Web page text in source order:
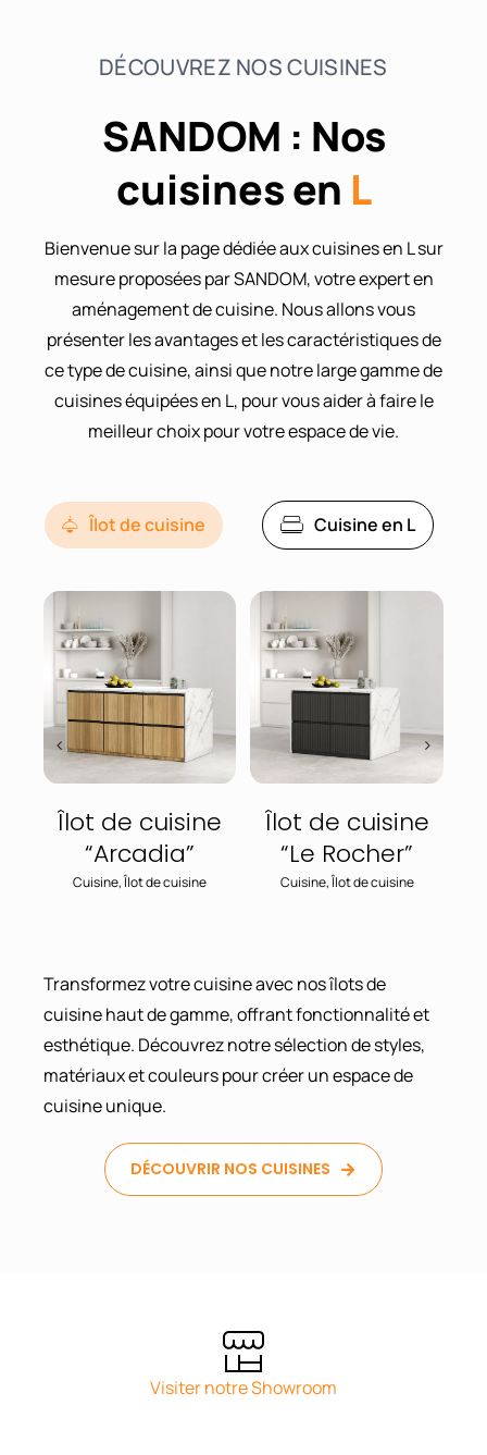
Façade
À Propos
Mon compte
DÉCOUVREZ NOS CUISINES
SANDOM : Nos
cuisines en L
Bienvenue sur la page dédiée aux cuisines en L sur
mesure proposées par SANDOM, votre expert en
aménagement de cuisine. Nous allons vous
présenter les avantages et les caractéristiques de
ce type de cuisine, ainsi que notre large gamme de
cuisines équipées en L, pour vous aider à faire le
meilleur choix pour votre espace de vie.
Îlot de cuisine Cuisine en L
Îlot de cuisine
“Arcadia”
Cuisine,Îlot de cuisine
Îlot de cuisine
“Le Rocher”
Cuisine,Îlot de cuisine
Transformez votre cuisine avec nos îlots de
cuisine haut de gamme, offrant fonctionnalité et
esthétique. Découvrez notre sélection de styles,
matériaux et couleurs pour créer un espace de
cuisine unique.
DÉCOUVRIR NOS CUISINES
Visiter notre Showroom